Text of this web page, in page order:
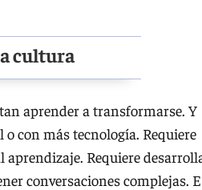
cultura
aprender a transformarse. Y
con más tecnología. Requiere
aprendizaje. Requiere
conversaciones complejas.